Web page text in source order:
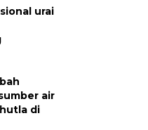
urai
air
di